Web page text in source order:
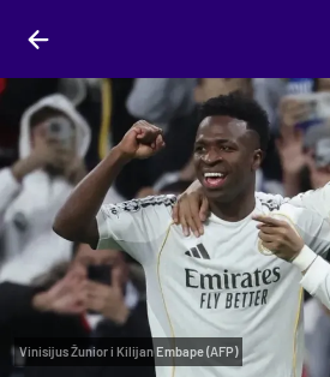
Vinisijus Žunior i Kilijan Embape (AFP)